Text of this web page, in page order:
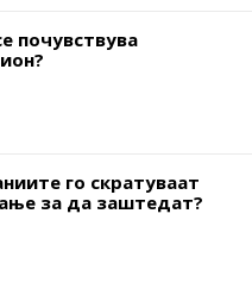
почувствува
го скратуваат
за да заштедат?